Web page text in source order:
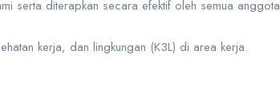
serta diterapkan secara efektif oleh semua anggota
kerja, dan lingkungan (K3L) di area kerja.